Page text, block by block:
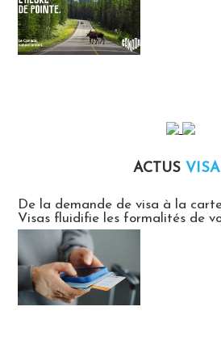
ACTUS
De la demande de visa à la
Visas fluidifie les formalités de